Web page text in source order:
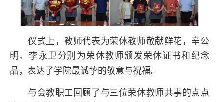
仪式上，教师代表为荣休教师敬献鲜花，辛公
明、李永卫分别为荣休教师颁发荣休证书和纪念
品，表达了学院最诚挚的敬意与祝福。
与会教职工回顾了与三位荣休教师共事的点点